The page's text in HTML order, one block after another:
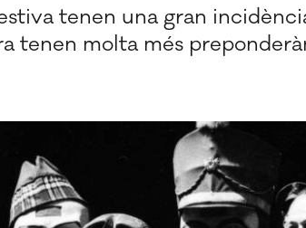
tenen una gran
tenen molta més